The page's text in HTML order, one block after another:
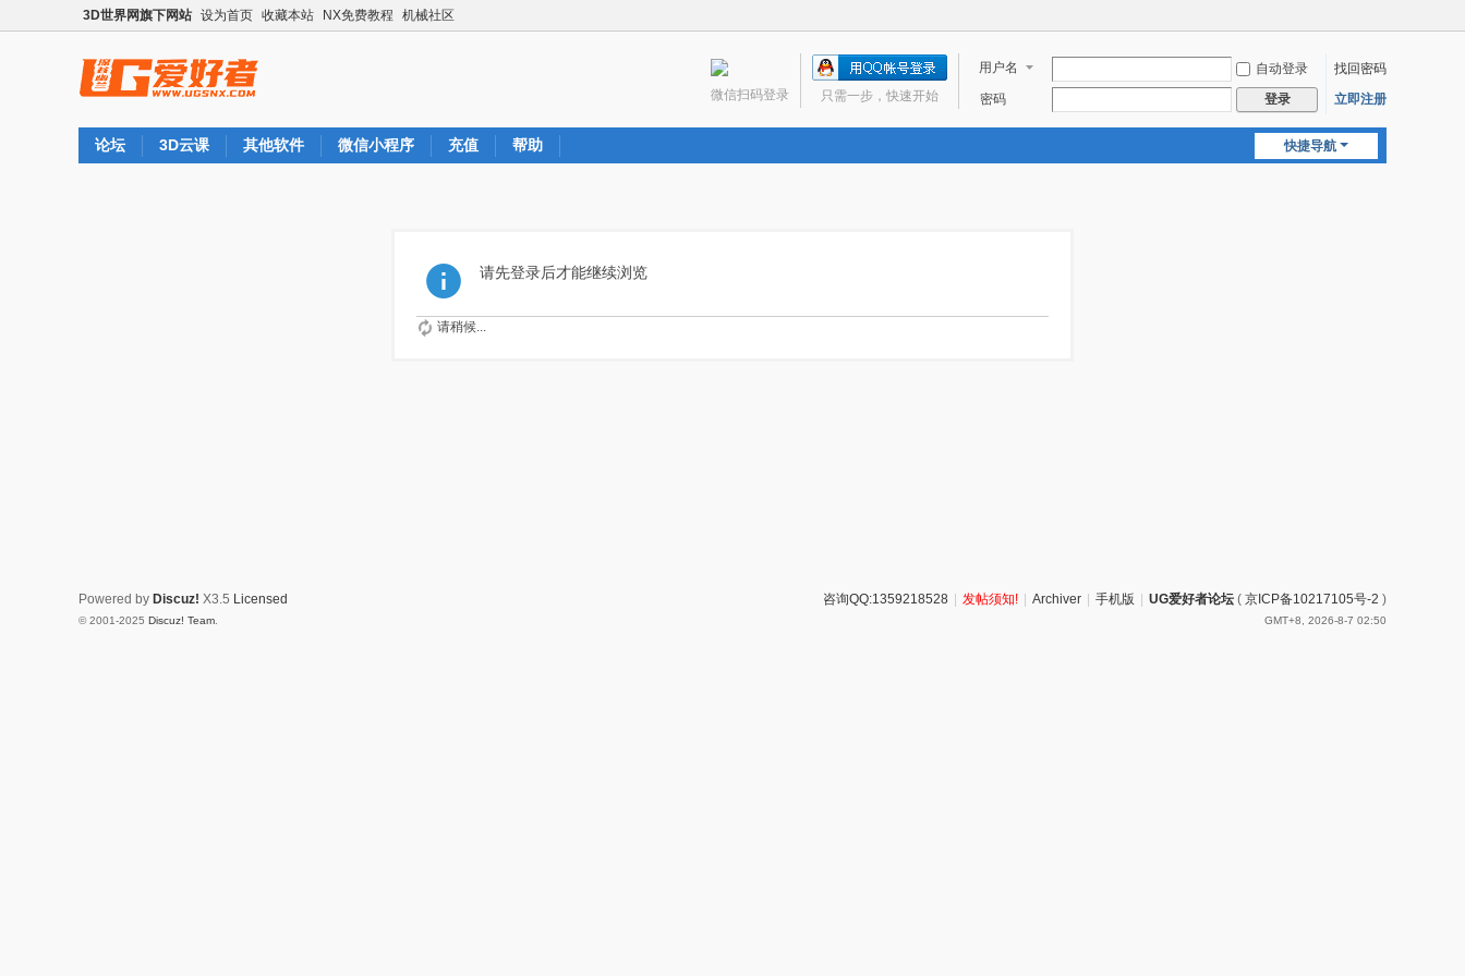
3D世界网旗下网站 设为首页 收藏本站 NX免费教程 机械社区
用户名 自动登录
找回密码
密码
登录 立即注册
只需一步，快速开始
微信扫码登录
快捷导航
论坛 3D云课 其他软件 微信小程序 充值 帮助
请先登录后才能继续浏览
请稍候...
咨询QQ:1359218528 发帖须知! Archiver 手机版 UG爱好者论坛 ( 京ICP备10217105号-2 )
GMT+8, 2026-8-7 02:50
Powered by Discuz! X3.5 Licensed
© 2001-2025 Discuz! Team